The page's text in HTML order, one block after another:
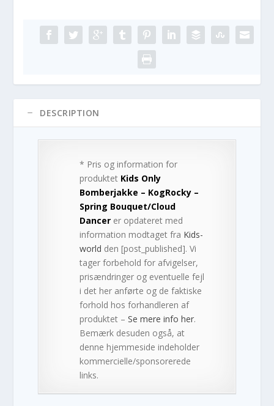
DESCRIPTION
* Pris og information for
produktet Kids Only
Bomberjakke – KogRocky –
Spring Bouquet/Cloud
Dancer er opdateret med
information modtaget fra Kids-
world den [post_published]. Vi
tager forbehold for afvigelser,
prisændringer og eventuelle fejl
i det her anførte og de faktiske
forhold hos forhandleren af
produktet –Se mere info her.
Bemærk desuden også, at
denne hjemmeside indeholder
kommercielle/sponsorerede
links.